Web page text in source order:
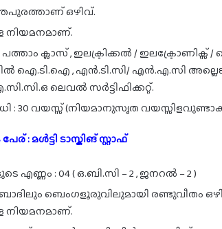
ഒഴിവ്.
നിയമനമാണ്.
ക്ലാസ് , ഇലക്ട്രിക്കൽ / ഇലക്ട്രോണിക്സ്
ഐ.ടി.ഐ , എൻ.ടി.സി/ എൻ.എ.സി
ലെവൽ സർട്ടിഫിക്കറ്റ്.
: 30 വയസ്സ് (നിയമാനുസൃത
: മൾട്ടി ടാസ്കിങ് സ്റ്റാഫ്
എണ്ണം : 04 ( ഒ.ബി.സി – 2 , ജനറൽ – 2 )
ബെംഗളൂരുവിലുമായി രണ്ടുവീതം
നിയമനമാണ്.